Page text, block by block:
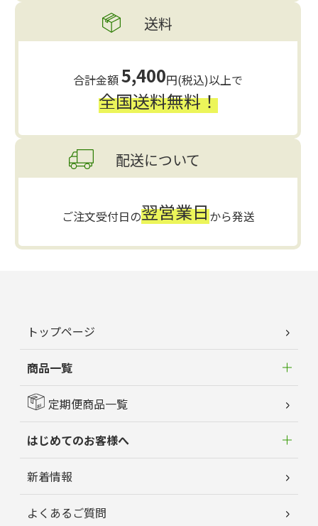
送料
合計金額5,400円(税込)以上で
全国送料無料！
配送について
ご注文受付日の翌営業日から発送
トップページ
商品一覧
定期便商品一覧
はじめてのお客様へ
新着情報
よくあるご質問